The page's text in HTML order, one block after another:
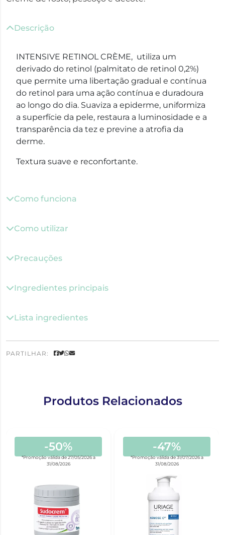
Descrição
INTENSIVE RETINOL CRÈME, utiliza um
derivado do retinol (palmitato de retinol 0,2%)
que permite uma libertação gradual e contínua
do retinol para uma ação contínua e duradoura
ao longo do dia. Suaviza a epiderme, uniformiza
a superfície da pele, restaura a luminosidade e a
transparência da tez e previne a atrofia da
derme.
Textura suave e reconfortante.
Como funciona
Como utilizar
Precauções
Ingredientes principais
Lista ingredientes
PARTILHAR:
Produtos Relacionados
-50%
*Promoção válida de 27/05/2026 a
31/08/2026
-47%
*Promoção válida de 31/07/2026 a
31/08/2026